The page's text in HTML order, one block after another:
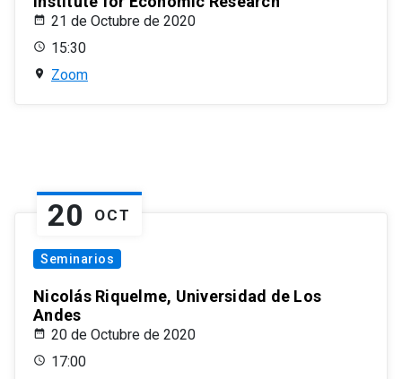
21 de Octubre de 2020
15:30
Zoom
20 OCT
Seminarios
Nicolás Riquelme, Universidad de Los
Andes
20 de Octubre de 2020
17:00